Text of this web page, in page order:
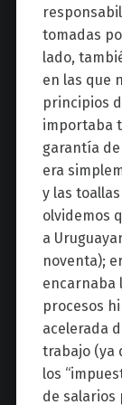
tomadas
lado,
en las que
principios
importaba
garantía
era
y las
olvidemos
a
noventa);
encarnaba
procesos
acelerada
trabajo (ya
los
de salarios